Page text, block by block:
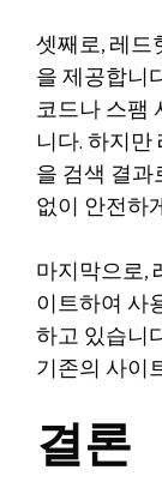
셋째로, 레
을 제공합니
코드나 스팸
니다. 하지
을 검색 결
없이 안전하
마지막으로,
이트하여 사
하고 있습니
기존의 사이
결론